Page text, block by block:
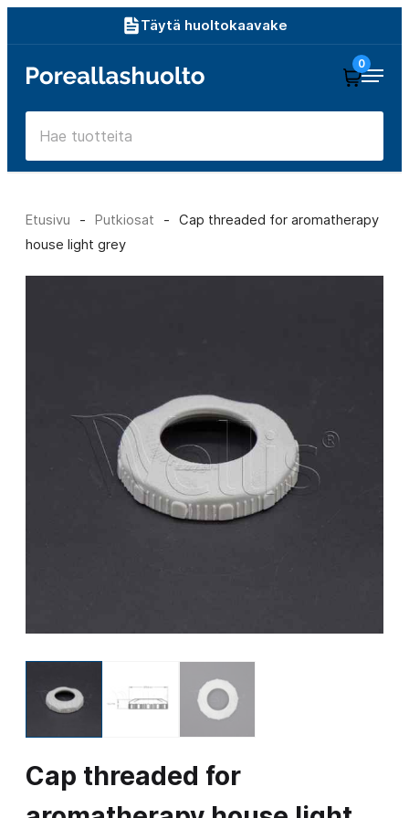
sisältöön
Täytä huoltokaavake
Poreallashuolto
0
Etusivu - Putkiosat -
Cap threaded for aromatherapy
house light grey
Cap threaded for